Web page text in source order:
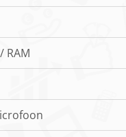
RAM